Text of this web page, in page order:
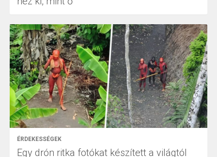
ÉRDEKESSÉGEK
Egy drón ritka fotókat készített a világtól